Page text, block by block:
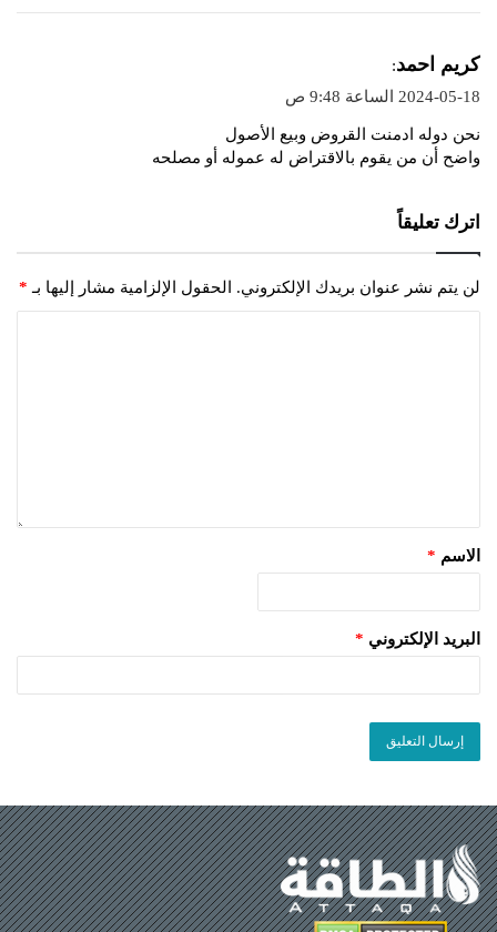
ي
ق
ل
كريم احمد:
2024-05-18 الساعة 9:48 ص
نحن دوله ادمنت القروض وبيع الأصول
واضح أن من يقوم بالاقتراض له عموله أو مصلحه
اترك تعليقاً
لن يتم نشر عنوان بريدك الإلكتروني. الحقول الإلزامية مشار إليها بـ *
الاسم *
البريد الإلكتروني *